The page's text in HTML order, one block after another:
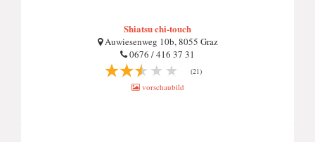
Shiatsu chi-touch
Auwiesenweg 10b, 8055 Graz
0676 / 416 37 31
(21)
vorschaubild